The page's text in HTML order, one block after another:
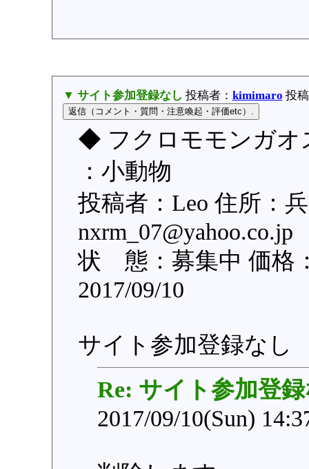
▼ サイト参加登録なし 投稿者： kimimaro 投
◆ フクロモモンガ
：小動物
投稿者：Leo 住所：
状 態：募集中 価格
2017/09/10
サイト参加登録なし
Re: サイト参加登
2017/09/10(Sun)